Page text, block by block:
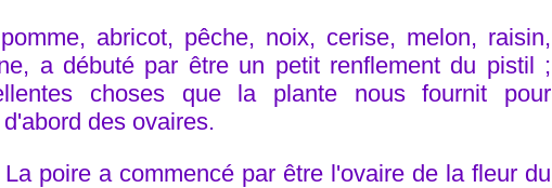
abricot, pêche, noix, cerise, melon, raisin,
a débuté par être un petit renflement du pistil ;
choses que la plante nous fournit pour
des ovaires.
poire a commencé par être l'ovaire de la fleur du